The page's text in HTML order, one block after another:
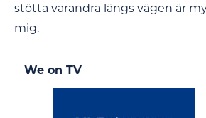
stötta varandra längs vägen är
mig.
We on TV